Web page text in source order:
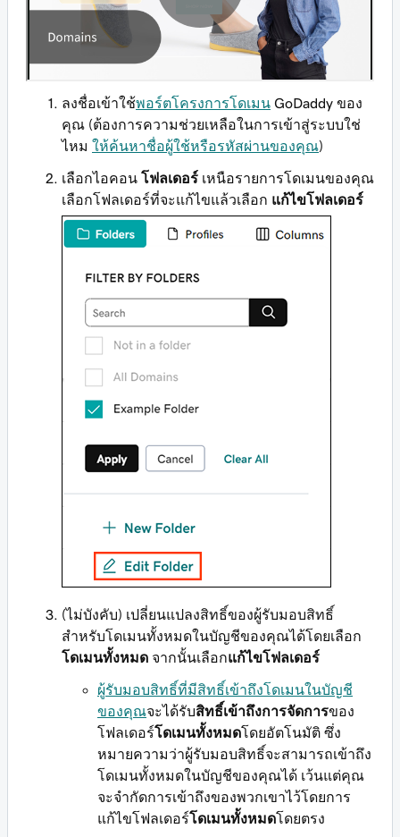
ลงชื่อเข้าใช้พอร์ตโครงการโดเมน GoDaddy ของ
คุณ (ต้องการความช่วยเหลือในการเข้าสู่ระบบใช่
ไหม ให้ค้นหาชื่อผู้ใช้หรือรหัสผ่านของคุณ)
เลือกไอคอน โฟลเดอร์ เหนือรายการโดเมนของคุณ
เลือกโฟลเดอร์ที่จะแก้ไขแล้วเลือก แก้ไขโฟลเดอร์
(ไม่บังคับ) เปลี่ยนแปลงสิทธิ์ของผู้รับมอบสิทธิ์
สำหรับโดเมนทั้งหมดในบัญชีของคุณได้โดยเลือก
โดเมนทั้งหมด จากนั้นเลือกแก้ไขโฟลเดอร์
ผู้รับมอบสิทธิ์ที่มีสิทธิ์เข้าถึงโดเมนในบัญชี
ของคุณจะได้รับสิทธิ์เข้าถึงการจัดการของ
โฟลเดอร์โดเมนทั้งหมดโดยอัตโนมัติ ซึ่ง
หมายความว่าผู้รับมอบสิทธิ์จะสามารถเข้าถึง
โดเมนทั้งหมดในบัญชีของคุณได้ เว้นแต่คุณ
จะจำกัดการเข้าถึงของพวกเขาไว้โดยการ
แก้ไขโฟลเดอร์โดเมนทั้งหมดโดยตรง